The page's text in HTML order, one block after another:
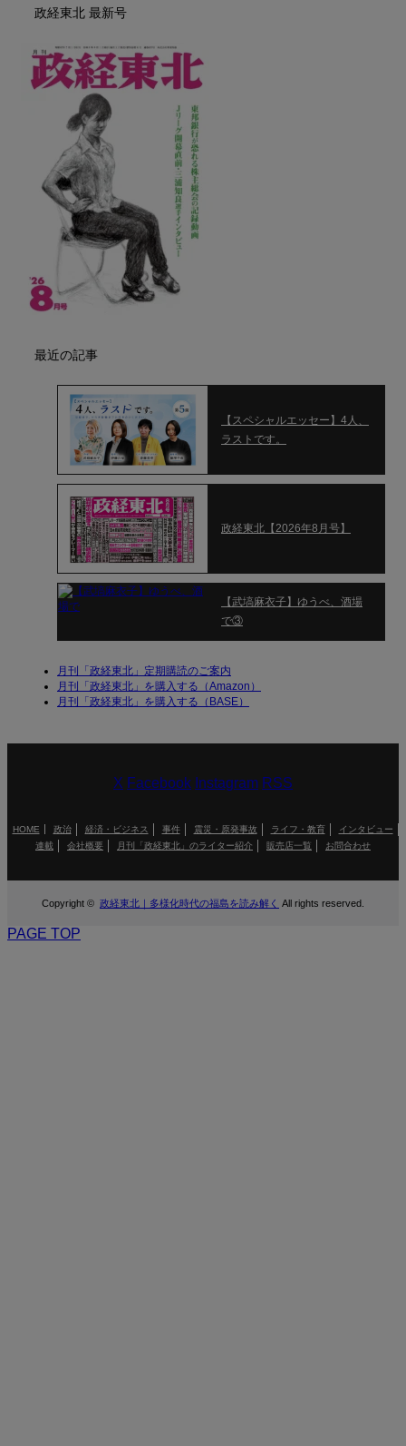
政経東北 最新号
最近の記事
【スペシャルエッセー】4人、
ラストです。
政経東北【2026年8月号】
【武塙麻衣子】ゆうべ、酒場
で③
月刊「政経東北」定期購読のご案内
月刊「政経東北」を購入する（Amazon）
月刊「政経東北」を購入する（BASE）
X Facebook Instagram RSS
HOME 政治 経済・ビジネス 事件 震災・原発事故 ライフ・教育
インタビュー
連載
会社概要 月刊「政経東北」のライター紹介 販売店一覧 お問合わせ
Copyright © 政経東北｜多様化時代の福島を読み解く All rights reserved.
PAGE TOP